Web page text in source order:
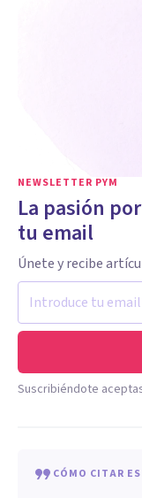
NEWSLETTER PYM
La pasión
tu email
Únete y recibe
Suscribiéndote
CÓMO CITAR